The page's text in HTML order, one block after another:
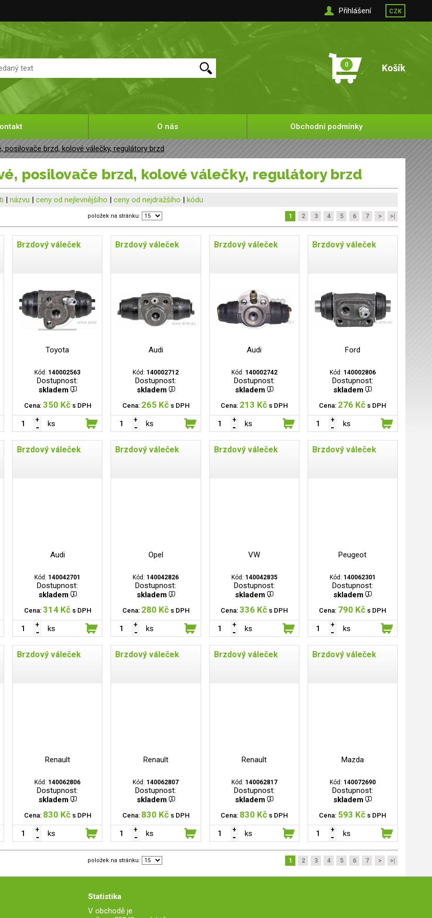
Přihlášení CZK
0 Košík
O nás Obchodní podmínky
posilovače brzd, kolové válečky, regulátory brzd
posilovače brzd, kolové válečky, regulátory brzd
| názvu | ceny od nejlevnějšího | ceny od nejdražšího | kódu
položek na stránku: 1 2 3 4 5 6 7 > >|
Brzdový váleček
Toyota
Kód: 140002563
Dostupnost:
skladem
Cena: 350 Kčs DPH
ks
Brzdový váleček
Audi
Kód: 140002712
Dostupnost:
skladem
Cena: 265 Kčs DPH
ks
Brzdový váleček
Audi
Kód: 140002742
Dostupnost:
skladem
Cena: 213 Kč s DPH
ks
Brzdový váleček
Ford
Kód: 140002806
Dostupnost:
skladem
Cena: 276 Kč s DPH
ks
Brzdový váleček
Audi
Kód: 140042701
Dostupnost:
skladem
Cena: 314 Kčs DPH
ks
Brzdový váleček
Opel
Kód: 140042826
Dostupnost:
skladem
Cena: 280 Kčs DPH
ks
Brzdový váleček
VW
Kód: 140042835
Dostupnost:
skladem
Cena:336 Kč s DPH
ks
Brzdový váleček
Peugeot
Kód: 140062301
Dostupnost:
skladem
Cena: 790 Kč s DPH
ks
Brzdový váleček
Renault
Kód: 140062806
Dostupnost:
skladem
Cena: 830 Kčs DPH
ks
Brzdový váleček
Renault
Kód: 140062807
Dostupnost:
skladem
Cena: 830 Kčs DPH
ks
Brzdový váleček
Renault
Kód: 140062817
Dostupnost:
skladem
Cena: 830 Kč s DPH
ks
Brzdový váleček
Mazda
Kód: 140072690
Dostupnost:
skladem
Cena: 593 Kč s DPH
ks
položek na stránku: 1 2 3 4 5 6 7 > >|
Statistika
V obchodě je